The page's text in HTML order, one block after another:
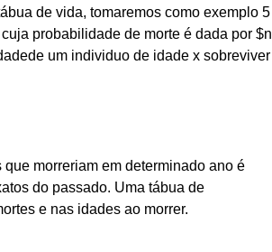
de vida, tomaremos como exemplo 5
probabilidade de morte é dada por $n
um individuo de idade x sobreviver
morreriam em determinado ano é
do passado. Uma tábua de
e nas idades ao morrer.